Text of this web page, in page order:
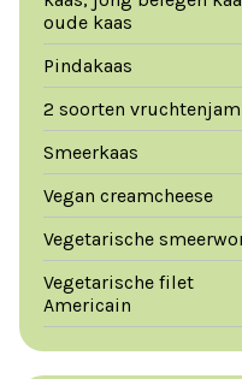
oude kaas
Pindakaas
2 soorten vruchtenjam
Smeerkaas
Vegan creamcheese
Vegetarische
Vegetarische filet
Americain